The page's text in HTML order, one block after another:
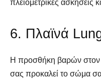
πλειομετρικές ασκήσεις
6. Πλαϊνά
Η προσθήκη βαρών
σας προκαλεί το σώμα